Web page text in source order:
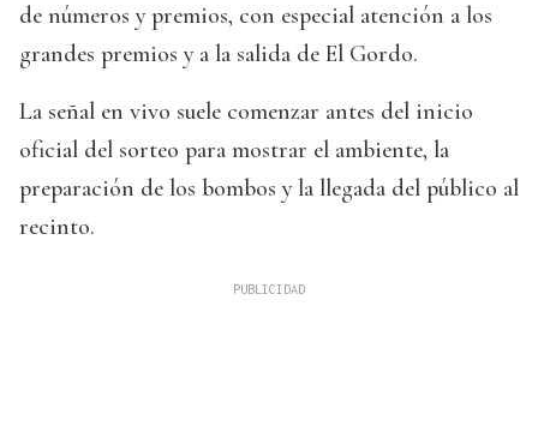
de números y premios, con especial atención a los
grandes premios y a la salida de El Gordo.
La señal en vivo suele comenzar antes del inicio
oficial del sorteo para mostrar el ambiente, la
preparación de los bombos y la llegada del público al
recinto.